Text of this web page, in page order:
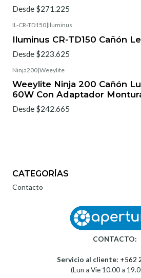
Desde $271.225
IL-CR-TD150|Iluminus
Iluminus CR-TD150 Cañón
Desde $223.625
Ninja200|Weeylite
Weeylite Ninja 200 Cañón
60W Con Adaptador
Desde $242.665
CATEGORÍAS
Contacto
CONTACTO:
Servicio al cliente: +562
(Lun a Vie 10.00 a